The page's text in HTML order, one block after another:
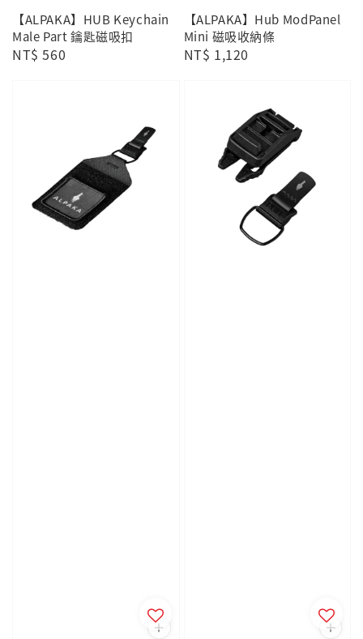
【ALPAKA】HUB Keychain
Male Part 鑰匙磁吸扣
Regular
NT$ 560
【ALPAKA】Hub ModPanel
Mini 磁吸收納條
Regular
NT$ 1,120